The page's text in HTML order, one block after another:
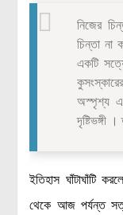
রসায়ন বিজ্ঞান
পরিবেশ বিজ্ঞান
জলবায়ু পরিবর্তন
নিজের
চিন্তা না
একটি
অস্পৃশ্য
দৃষ্টিভঙ্গী
ইতিহাস ঘাঁটাঘাঁটি
থেকে আজ পর্যন্ত